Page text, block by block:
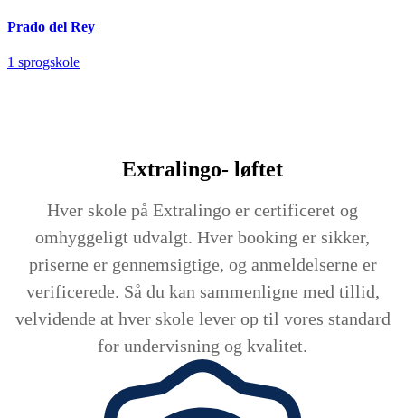
Prado del Rey
1 sprogskole
Extralingo- løftet
Hver skole på Extralingo er certificeret og
omhyggeligt udvalgt. Hver booking er sikker,
priserne er gennemsigtige, og anmeldelserne er
verificerede. Så du kan sammenligne med tillid,
velvidende at hver skole lever op til vores standard
for undervisning og kvalitet.